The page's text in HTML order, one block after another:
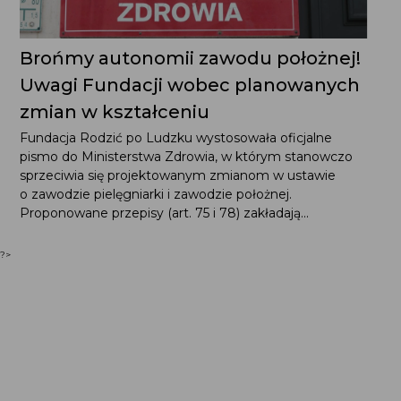
Brońmy autonomii zawodu położnej!
Uwagi Fundacji wobec planowanych
zmian w kształceniu
Fundacja Rodzić po Ludzku wystosowała oficjalne
pismo do Ministerstwa Zdrowia, w którym stanowczo
sprzeciwia się projektowanym zmianom w ustawie
o zawodzie pielęgniarki i zawodzie położnej.
Proponowane przepisy (art. 75 i 78) zakładają...
?>